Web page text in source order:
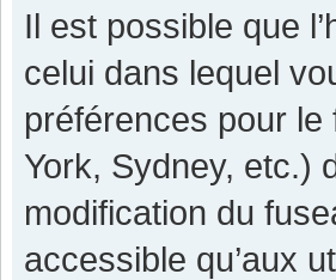
Il est possible que
celui dans lequel
préférences pour
York, Sydney, etc.)
modification du
accessible qu’aux